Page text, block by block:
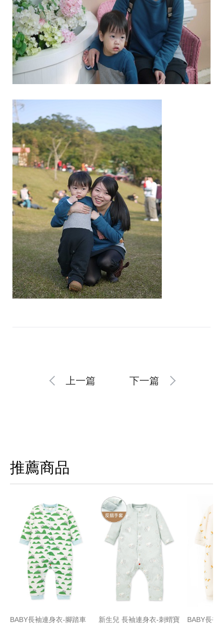
上一篇 下一篇
推薦商品
BABY長袖連身衣-腳踏車
新生兒 長袖連身衣-刺蝟寶
BABY長袖